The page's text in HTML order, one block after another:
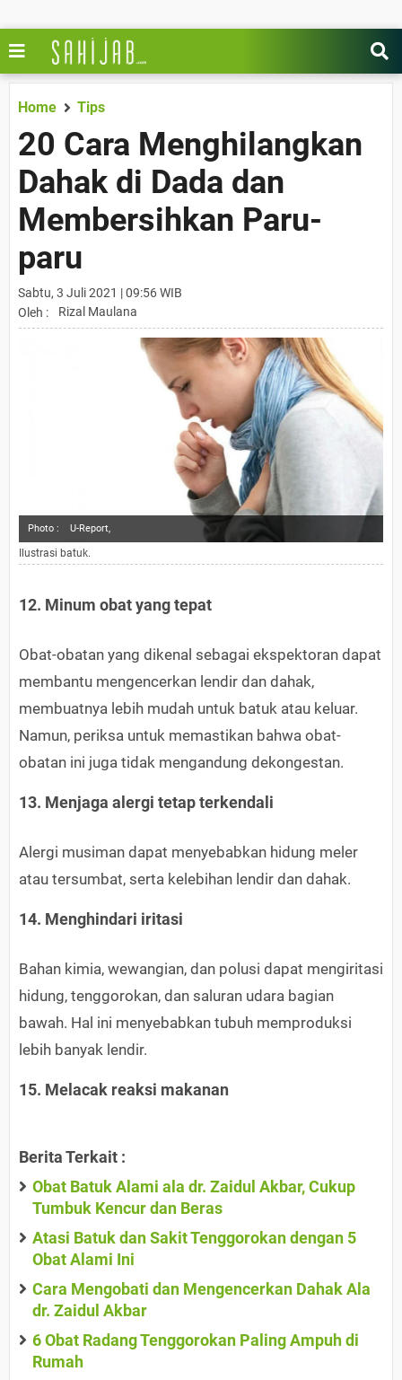
Home Tips
20 Cara Menghilangkan
Dahak di Dada dan
Membersihkan Paru-
paru
Sabtu, 3 Juli 2021 | 09:56 WIB
Oleh :
Rizal Maulana
Photo : U-Report,
Ilustrasi batuk.
12. Minum obat yang tepat
Obat-obatan yang dikenal sebagai ekspektoran dapat
membantu mengencerkan lendir dan dahak,
membuatnya lebih mudah untuk batuk atau keluar.
Namun, periksa untuk memastikan bahwa obat-
obatan ini juga tidak mengandung dekongestan.
13. Menjaga alergi tetap terkendali
Alergi musiman dapat menyebabkan hidung meler
atau tersumbat, serta kelebihan lendir dan dahak.
14. Menghindari iritasi
Bahan kimia, wewangian, dan polusi dapat mengiritasi
hidung, tenggorokan, dan saluran udara bagian
bawah. Hal ini menyebabkan tubuh memproduksi
lebih banyak lendir.
15. Melacak reaksi makanan
Berita Terkait :
Obat Batuk Alami ala dr. Zaidul Akbar, Cukup
Tumbuk Kencur dan Beras
Atasi Batuk dan Sakit Tenggorokan dengan 5
Obat Alami Ini
Cara Mengobati dan Mengencerkan Dahak Ala
dr. Zaidul Akbar
6 Obat Radang Tenggorokan Paling Ampuh di
Rumah